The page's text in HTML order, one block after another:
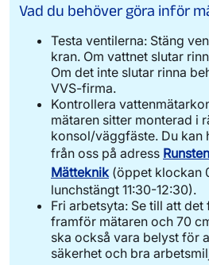
siffror för liter. Du kan också
Flödesindikatorer på
visar om vatten flödar
står 'LEAK', 'BURST',
betyder det att något är fel,
läckage eller onormalt flöde.
dig att upptäcka och
mätarställning” under
du göra?”
Om du har flera
och klicka på
Fyll i mätarställningen
avläsningen. Klicka på
registrera.
Vad du behöver göra inför
Testa ventilerna: Stäng
kran. Om vattnet slutar
Om det inte slutar rinna
VVS-firma.
Kontrollera
mätaren sitter monterad i
konsol/väggfäste. Du kan
från oss på adress
Mätteknik (öppet klockan
lunchstängt 11:30-12:30).
Fri arbetsyta: Se till att
framför mätaren och 70
ska också vara belyst för
säkerhet och bra